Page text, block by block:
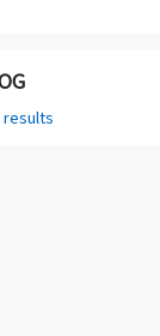
results